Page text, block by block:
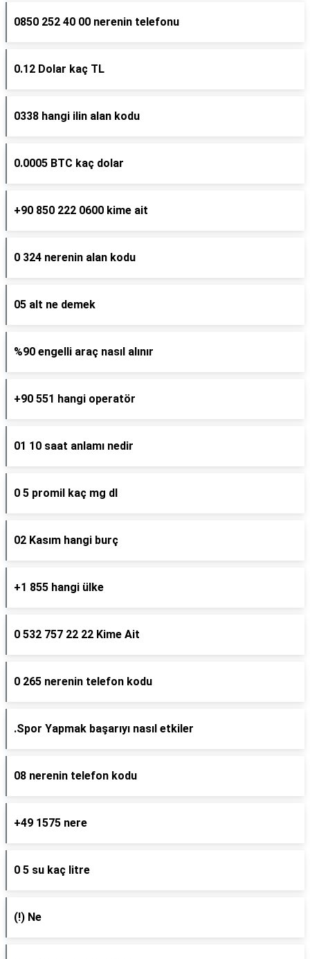
0850 252 40 00 nerenin telefonu
0.12 Dolar kaç TL
0338 hangi ilin alan kodu
0.0005 BTC kaç dolar
+90 850 222 0600 kime ait
0 324 nerenin alan kodu
05 alt ne demek
%90 engelli araç nasıl alınır
+90 551 hangi operatör
01 10 saat anlamı nedir
0 5 promil kaç mg dl
02 Kasım hangi burç
+1 855 hangi ülke
0 532 757 22 22 Kime Ait
0 265 nerenin telefon kodu
.Spor Yapmak başarıyı nasıl etkiler
08 nerenin telefon kodu
+49 1575 nere
0 5 su kaç litre
(!) Ne